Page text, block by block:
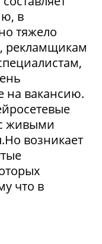
в
тяжело
рекламщикам
на вакансию.
живыми
возникает
что в